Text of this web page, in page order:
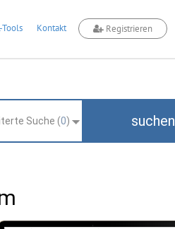
Tools Kontakt Registrieren
Suche (0) suchen